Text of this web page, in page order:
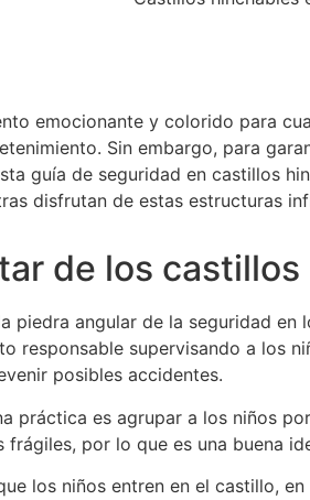
emocionante y colorido para
Sin embargo, para
guía de seguridad en castillos
disfrutan de estas estructuras
de los
piedra angular de la seguridad
responsable supervisando a los
posibles accidentes.
práctica es agrupar a los niños
por lo que es una buena
los niños entren en el castillo,